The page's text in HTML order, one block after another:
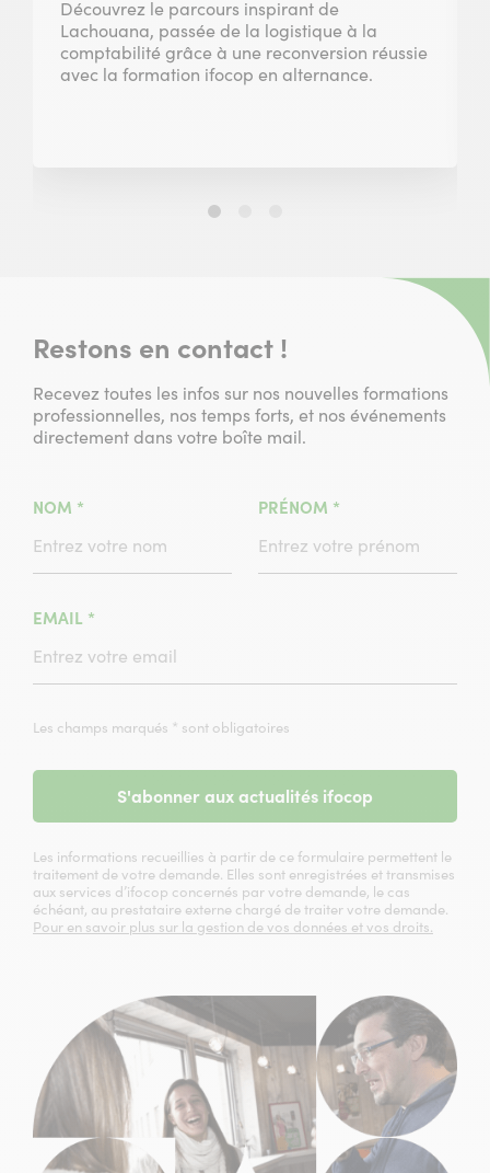
Découvrez le parcours inspirant de
Lachouana, passée de la logistique à la
comptabilité grâce à une reconversion réussie
avec la formation ifocop en alternance.
Slide
Restons en contact !
Recevez toutes les infos sur nos nouvelles formations
professionnelles, nos temps forts, et nos événements
directement dans votre boîte mail.
NOM * PRÉNOM *
EMAIL *
Les champs marqués * sont obligatoires
S'abonner aux actualités ifocop
Les informations recueillies à partir de ce formulaire permettent le
traitement de votre demande. Elles sont enregistrées et transmises
aux services d’ifocop concernés par votre demande, le cas
échéant, au prestataire externe chargé de traiter votre demande.
Pour en savoir plus sur la gestion de vos données et vos droits.